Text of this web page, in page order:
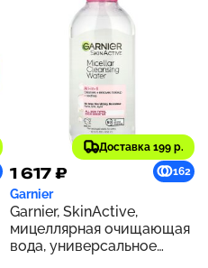
Доставка 199 р.
1 617 ₽ 162
Garnier
Garnier, SkinActive,
мицеллярная очищающая
вода, универсальное